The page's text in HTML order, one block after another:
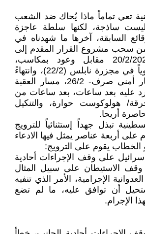
تعي تماماً ماذا يُحاك ضد الشعب
ساذجة، لكنها سلطة عاجزة
السابقة، آخرها ما شهدناه في
من سحب مشروع القرار المقدم إلى
مجلس الأمن- 20/2/2023 مقابل وعود بمكاسب،
ترجمت بنقيضها دموياً في مجزرة نابلس (22/2)، وانتهاءً
بالمشاركة في مسار أمني صرف- 26/2، مسار العقبة
عليه بعد ساعات، بعد ساعات من
هولوكوست حوارة، والتنكيل
أريحا.
تبذل جهداً إستثنائياً للترويج
أربعة عناصر يمثل فيها الادعاء
يقوم على الترويج:
إسرائيل على وقف الإجراءات أحادية
وقف الاستيطان على سبيل المثال
الإجرامية، الأمر الذي تنفيه
أن توافق عليه، ما لم تضع
الإجرام.